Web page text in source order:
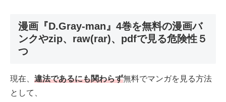
漫画『D.Gray-man』4巻を無料の漫画バ
ンクやzip、raw(rar)、pdfで見る危険性５
つ
現在、 違法であるにも関わらず無料でマンガを見る方法
として、